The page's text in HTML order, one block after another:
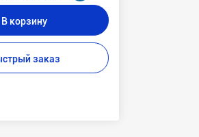
В корзину
заказ